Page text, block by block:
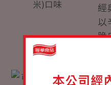
經
以
脆
可